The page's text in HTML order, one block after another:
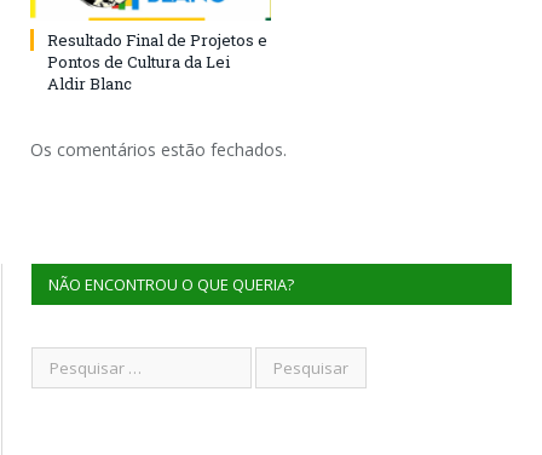
Resultado Final de Projetos e
Pontos de Cultura da Lei
Aldir Blanc
Os comentários estão fechados.
NÃO ENCONTROU O QUE QUERIA?